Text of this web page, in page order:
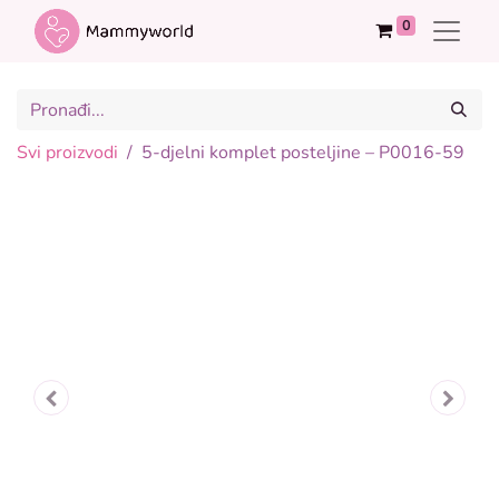
0
Svi proizvodi 5-djelni komplet posteljine – P0016-59